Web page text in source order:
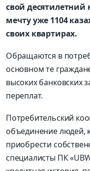
свой
мечту уже 1104
своих квартирах.
Обращаются в
основном те
высоких банковских
переплат.
Потребительский
объединение людей,
приобрести
специалисты ПК